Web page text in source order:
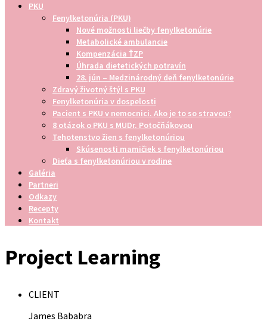
PKU
Fenylketonúria (PKU)
Nové možnosti liečby fenylketonúrie
Metabolické ambulancie
Kompenzácia ŤZP
Úhrada dietetických potravín
28. jún – Medzinárodný deň fenylketonúrie
Zdravý životný štýl s PKU
Fenylketonúria v dospelosti
Pacient s PKU v nemocnici. Ako je to so stravou?
8 otázok o PKU s MUDr. Potočňákovou
Tehotenstvo žien s fenylketonúriou
Skúsenosti mamičiek s fenylketonúriou
Dieťa s fenylketonúriou v rodine
Galéria
Partneri
Odkazy
Recepty
Kontakt
Project Learning
CLIENT
James Bababra